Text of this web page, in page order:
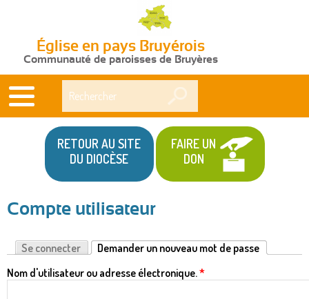
Église en pays Bruyérois
Communauté de paroisses de Bruyères
RETOUR AU SITE
DU DIOCÈSE
FAIRE UN
DON
êtes
ici
Compte utilisateur
Onglets
Se connecter
Demander un nouveau mot de passe
Nom d'utilisateur ou adresse électronique.*